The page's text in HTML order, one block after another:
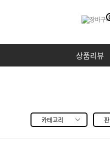
상품리뷰
카테고리